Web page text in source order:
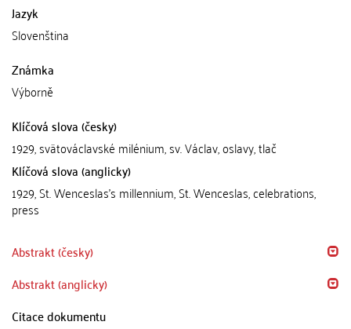
Jazyk
Slovenština
Známka
Výborně
Klíčová slova (česky)
1929, svätováclavské milénium, sv. Václav, oslavy, tlač
Klíčová slova (anglicky)
1929, St. Wenceslas's millennium, St. Wenceslas, celebrations,
press
Abstrakt (česky)
Abstrakt (anglicky)
Citace dokumentu